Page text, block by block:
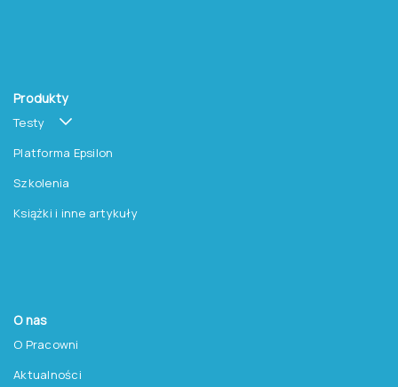
Produkty
Testy
Platforma Epsilon
Szkolenia
Książki i inne artykuły
O nas
O Pracowni
Aktualności